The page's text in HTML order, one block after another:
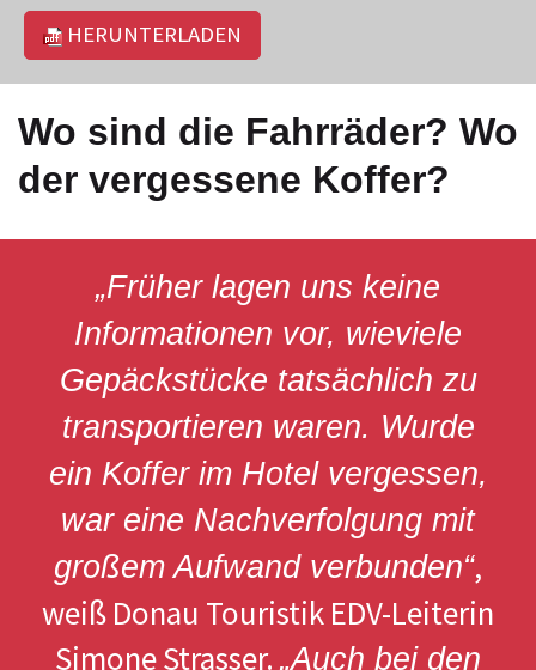
HERUNTERLADEN
Wo sind die Fahrräder? Wo
der vergessene Koffer?
„Früher lagen uns keine
Informationen vor, wieviele
Gepäckstücke tatsächlich zu
transportieren waren. Wurde
ein Koffer im Hotel vergessen,
war eine Nachverfolgung mit
großem Aufwand verbunden“,
weiß Donau Touristik EDV-Leiterin
Simone Strasser. „Auch bei den